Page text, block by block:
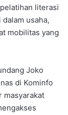
literasi
usaha,
mobilitas yang
Joko
di Kominfo
masyarakat